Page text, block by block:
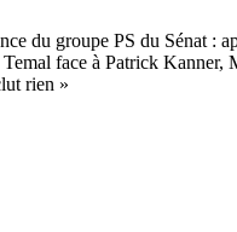
du groupe PS du Sénat :
face à Patrick Kanner,
rien »